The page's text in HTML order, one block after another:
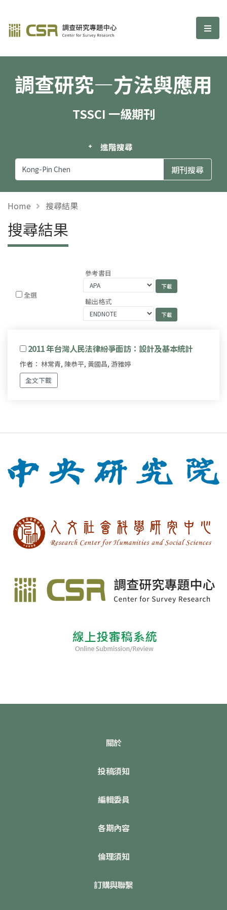
調查研究—方法與應用期刊 選
調查研究—方法與應用
TSSCI 一級期刊
進階搜尋
Home 搜尋結果
搜尋結果
全選
參考書目
輸出格式
2011 年台灣人民法律紛爭面訪：設計及基本統計
作者： 林常青, 陳恭平, 黃國昌, 游雅婷
全文下載
關於
投稿須知
編輯委員
各期內容
倫理須知
訂購與聯繫